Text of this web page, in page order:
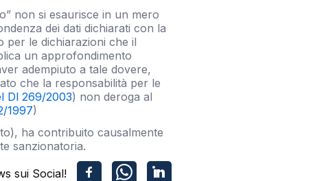
non si esaurisce in un mero
dei dati dichiarati con la
per le dichiarazioni che il
un approfondimento
adempiuto a tale dovere,
che la responsabilità per le
Dl 269/2003) non deroga al
1997)
ha contribuito causalmente
sanzionatoria.
sui Social!